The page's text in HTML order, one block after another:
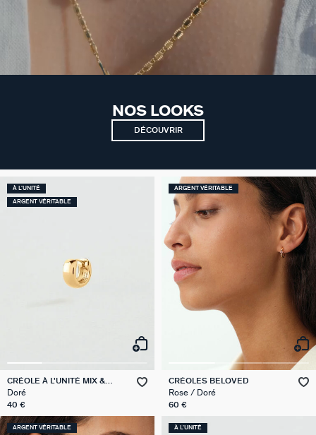
NOS LOOKS
DÉCOUVRIR
À L'UNITÉ
ARGENT VÉRITABLE
CRÉOLE À L'UNITÉ MIX &
MATCH
Doré
40 €
ARGENT VÉRITABLE
CRÉOLES BELOVED
Rose / Doré
60 €
ARGENT VÉRITABLE À L'UNITÉ